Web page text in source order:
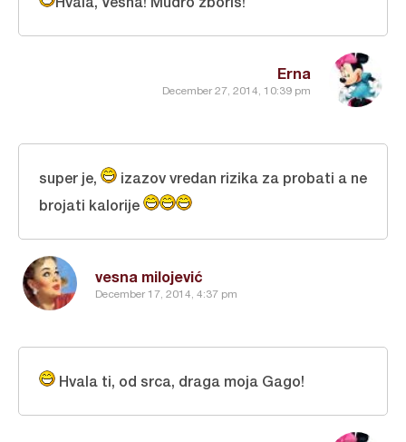
Erna
December 27, 2014, 10:39 pm
vesna milojević
December 17, 2014, 4:37 pm
super je,
izazov vredan rizika za probati a ne
brojati kalorije
Hvala ti, od srca, draga moja Gago!